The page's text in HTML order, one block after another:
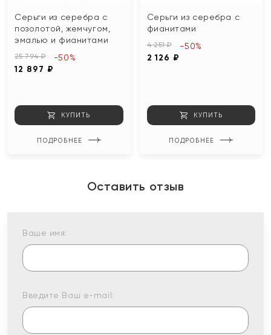
Серьги из серебра с
позолотой, жемчугом,
эмалью и фианитами
25 794 ₽
12 897 ₽
-50%
КУПИТЬ
ПОДРОБНЕЕ
Серьги из серебра с
фианитами
4 251 ₽
2 126 ₽
-50%
КУПИТЬ
ПОДРОБНЕЕ
Оставить отзыв
Ваше имя:
Введите Ваш e-mail: